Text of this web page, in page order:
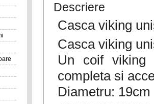
Descriere
Casca viking
Casca viking
Un coif viking
completa si
Diametru: 19cm